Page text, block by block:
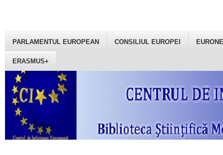
PARLAMENTUL EUROPEAN CONSILIUL EUROPEI
ERASMUS+